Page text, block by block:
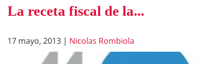
La receta fiscal de la...
17 mayo, 2013 | Nicolas Rombiola